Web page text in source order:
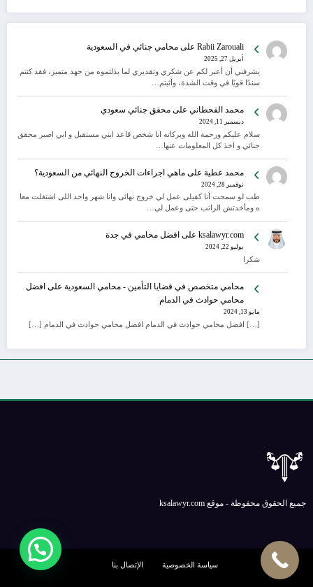
Rabii Zarouali على محامي جنائي في السعودية
أبريل 27, 2025
يشرفني أن أعبر لكم عن شكري وتقديري لما بذلتموه من جهد متميز، فقد كنتم
سندًا قويًا في وقت الشدة، وأثبتم…
محمد القحطاني على محقق جنائي سعودي
ديسمبر 11, 2024
سلام عليكم ورحمة الله وبركاته انا شخص قاعد ابني مستقبل و ابي اصير محقق
جنائي و اخذ كل المعلومات عنها…
محمد عطية على ماهي اجراءات الخروج النهائي من السعودية؟
نوفمبر 28, 2024
طب لو سمحت أنا كفيلى عمل لي خروج نهائى وانا شهر واحد اللى اشتغلت معا
ه ومأخدتش الراتب حتى وعمل لي…
ksalawyr.com على افضل محامي في جدة
يوليو 22, 2024
شكرا
محامي متخصص في قضايا التأمين - محامي السعودية على افضل
محامي حوادث في الدمام
مايو 13, 2024
[…] افضل محامي حوادث في الدمام افضل محامي حوادث في الدمام […]
جميع الحقوق محفوظة - موقع ksalawyr.com
سياسة الخصوصية الإتصال بنا